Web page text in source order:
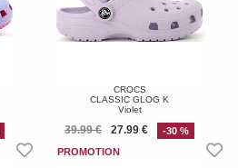
CROCS
CLASSIC GLOG K
Violet
39.99 € 27.99 € -30 %